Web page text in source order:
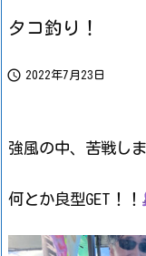
タコ釣り！
 2022年7月23日
強風の中、苦戦し
何とか良型GET！！